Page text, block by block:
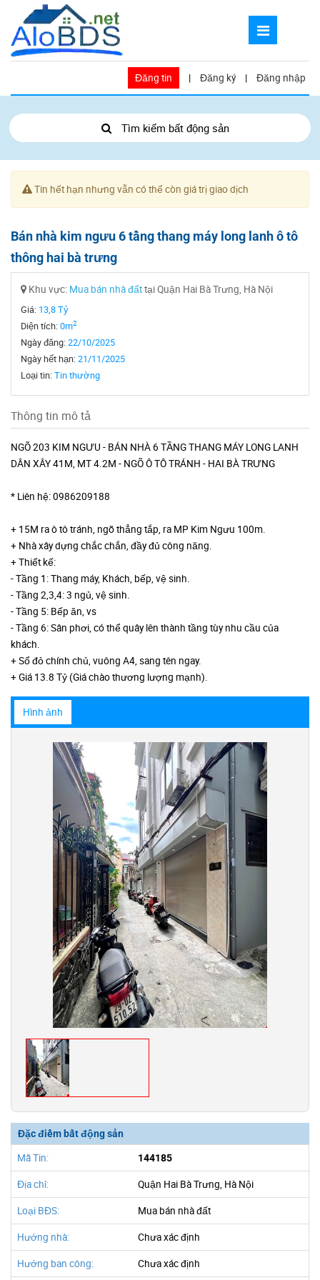
Đăng tin | Đăng ký | Đăng nhập
Tìm kiếm bất động sản
Tin hết hạn nhưng vẫn có thể còn giá trị giao dịch
Bán nhà kim ngưu 6 tầng thang máy long lanh ô tô
thông hai bà trưng
Khu vực: Mua bán nhà đấttại Quận Hai Bà Trưng, Hà Nội
Giá: 13,8 Tỷ
Diện tích:0m2
Ngày đăng:22/10/2025
Ngày hết hạn:21/11/2025
Loại tin:Tin thường
Thông tin mô tả
NGÕ 203 KIM NGƯU - BÁN NHÀ 6 TẦNG THANG MÁY LONG LANH
DÂN XÂY 41M, MT 4.2M - NGÕ Ô TÔ TRÁNH - HAI BÀ TRƯNG
* Liên hệ: 0986209188
+ 15M ra ô tô tránh, ngõ thẳng tắp, ra MP Kim Ngưu 100m.
+ Nhà xây dựng chắc chắn, đầy đủ công năng.
+ Thiết kế:
- Tầng 1: Thang máy, Khách, bếp, vệ sinh.
- Tầng 2,3,4: 3 ngủ, vệ sinh.
- Tầng 5: Bếp ăn, vs
- Tầng 6: Sân phơi, có thể quây lên thành tầng tùy nhu cầu của
khách.
+ Sổ đỏ chính chủ, vuông A4, sang tên ngay.
+ Giá 13.8 Tỷ (Giá chào thương lượng mạnh).
Hình ảnh
Đặc điểm bất động sản
Mã Tin: 144185
Địa chỉ: Quận Hai Bà Trưng, Hà Nội
Loại BĐS: Mua bán nhà đất
Hướng nhà: Chưa xác định
Hướng ban công: Chưa xác định